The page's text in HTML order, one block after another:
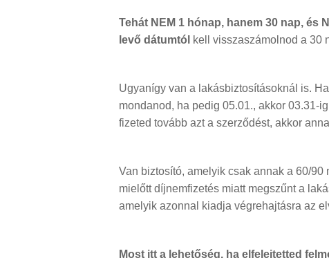
Tehát NEM 1 hónap, hanem 30 nap, és
levő dátumtól
kell visszaszámolnod a 30
Ugyanígy van a lakásbiztosításoknál is.
mondanod, ha pedig 05.01., akkor 03.31-
fizeted tovább azt a szerződést, akkor
Van biztosító, amelyik csak annak a 60/
mielőtt díjnemfizetés miatt megszűnt a
amelyik azonnal kiadja végrehajtásra az
Most itt a lehetőség, ha elfelejtetted